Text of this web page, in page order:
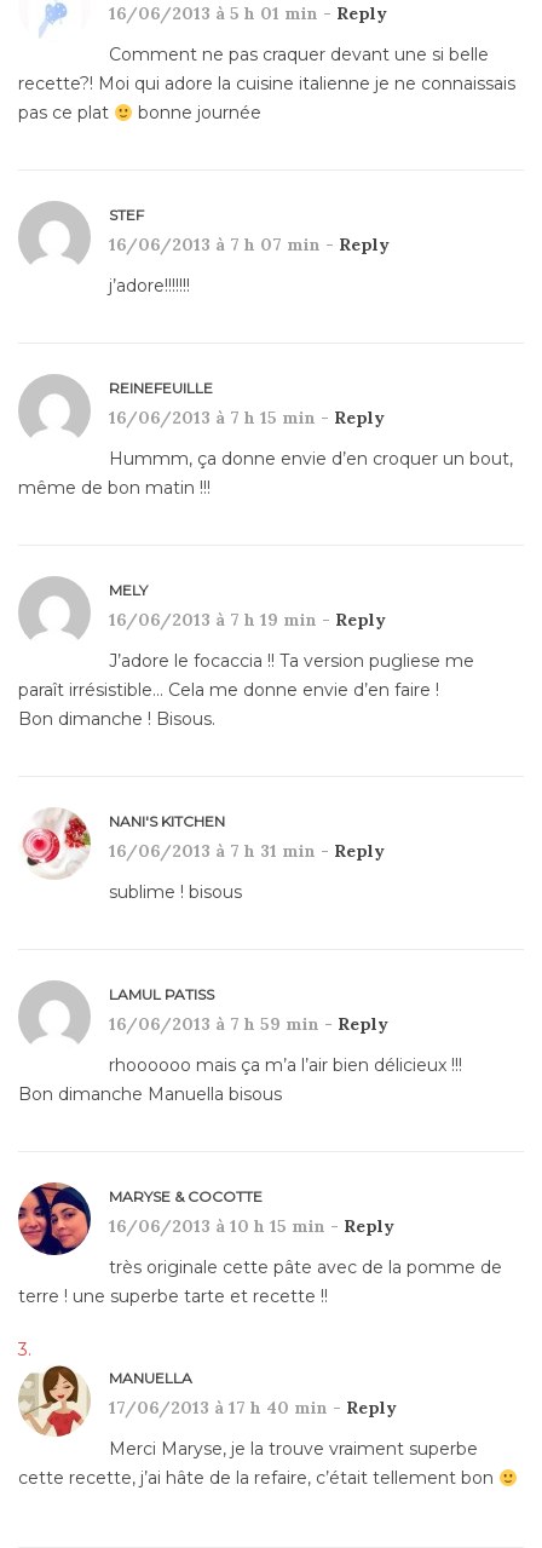
16/06/2013 à 5 h 01 min - Reply
Comment ne pas craquer devant une si belle
recette?! Moi qui adore la cuisine italienne je ne connaissais
pas ce plat
bonne journée
STEF
16/06/2013 à 7 h 07 min - Reply
j’adore!!!!!!!
REINEFEUILLE
16/06/2013 à 7 h 15 min - Reply
Hummm, ça donne envie d’en croquer un bout,
même de bon matin !!!
MELY
16/06/2013 à 7 h 19 min - Reply
J’adore le focaccia !! Ta version pugliese me
paraît irrésistible… Cela me donne envie d’en faire !
Bon dimanche ! Bisous.
NANI'S KITCHEN
16/06/2013 à 7 h 31 min - Reply
sublime ! bisous
LAMUL PATISS
16/06/2013 à 7 h 59 min - Reply
rhoooooo mais ça m’a l’air bien délicieux !!!
Bon dimanche Manuella bisous
MARYSE & COCOTTE
16/06/2013 à 10 h 15 min - Reply
très originale cette pâte avec de la pomme de
terre ! une superbe tarte et recette !!
MANUELLA
17/06/2013 à 17 h 40 min - Reply
Merci Maryse, je la trouve vraiment superbe
cette recette, j’ai hâte de la refaire, c’était tellement bon